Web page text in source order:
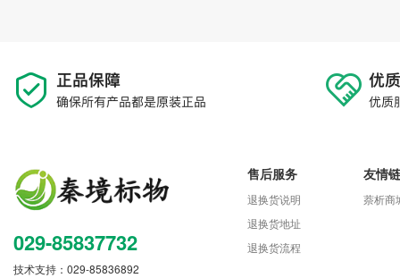
029-85837732
技术支持：029-85836892
售后服务
退换货说明
退换货地址
退换货流程
友情
萘析商